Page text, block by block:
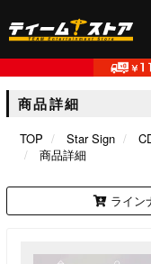
商品詳細
TOP Star Sign
商品詳細
ライン